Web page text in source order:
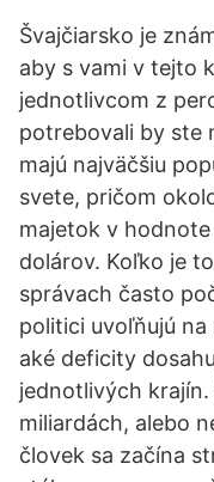
Švajčiarsko je
aby s vami v tejto
jednotlivcom z
potrebovali by ste
majú najväčšiu
svete, pričom
majetok v
dolárov. Koľko je
správach často
politici uvoľňujú
aké deficity
jednotlivých
miliardách, alebo
človek sa začína